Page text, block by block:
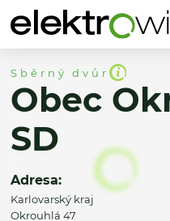
Sběrný dvůr
Obec
SD
Adresa:
Karlovarský kraj
Okrouhlá 47